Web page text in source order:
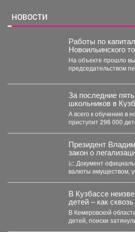
НОВОСТИ
Работы по
Новоильинского
соответствии с
На объекте прошло
председательством
За последние
школьников в
8%
А всего к обучению в
приступит 296 000
Президент
закон о
России.
📈 Документ
валюты имуществом,
В Кузбассе
детей – как
В Кемеровской
детей, поиски